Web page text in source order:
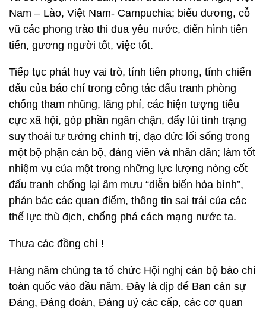
Nam – Lào, Việt Nam- Campuchia; biểu dương, cỗ
vũ các phong trào thi đua yêu nước, điển hình tiên
tiến, gương người tốt, việc tốt.
Tiếp tục phát huy vai trò, tính tiên phong, tính chiến
đấu của báo chí trong công tác đấu tranh phòng
chống tham nhũng, lãng phí, các hiện tượng tiêu
cực xã hội, góp phần ngăn chặn, đẩy lùi tình trạng
suy thoái tư tưởng chính trị, đạo đức lối sống trong
một bộ phận cán bộ, đảng viên và nhân dân; làm tốt
nhiệm vụ của một trong những lực lượng nòng cốt
đấu tranh chống lại âm mưu “diễn biến hòa bình”,
phản bác các quan điểm, thông tin sai trái của các
thế lực thù địch, chống phá cách mạng nước ta.
Thưa các đồng chí !
Hàng năm chúng ta tổ chức Hội nghị cán bộ báo chí
toàn quốc vào đầu năm. Đây là dịp để Ban cán sự
Đảng, Đảng đoàn, Đảng uỷ các cấp, các cơ quan